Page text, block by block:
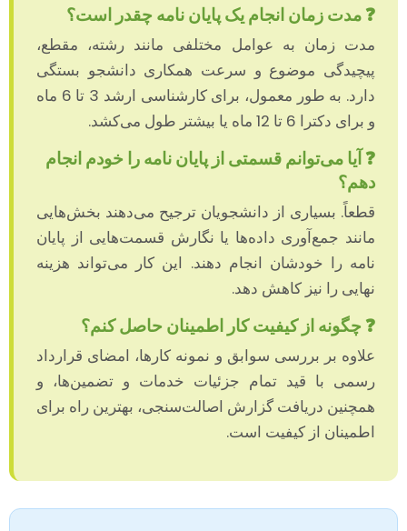
❓ مدت زمان انجام یک پایان نامه چقدر است؟
مدت زمان به عوامل مختلفی مانند رشته، مقطع،
پیچیدگی موضوع و سرعت همکاری دانشجو بستگی
دارد. به طور معمول، برای کارشناسی ارشد 3 تا 6 ماه
و برای دکترا 6 تا 12 ماه یا بیشتر طول می‌کشد.
❓ آیا می‌توانم قسمتی از پایان نامه را خودم انجام
دهم؟
قطعاً. بسیاری از دانشجویان ترجیح می‌دهند بخش‌هایی
مانند جمع‌آوری داده‌ها یا نگارش قسمت‌هایی از پایان
نامه را خودشان انجام دهند. این کار می‌تواند هزینه
نهایی را نیز کاهش دهد.
❓ چگونه از کیفیت کار اطمینان حاصل کنم؟
علاوه بر بررسی سوابق و نمونه کارها، امضای قرارداد
رسمی با قید تمام جزئیات خدمات و تضمین‌ها، و
همچنین دریافت گزارش اصالت‌سنجی، بهترین راه برای
اطمینان از کیفیت است.